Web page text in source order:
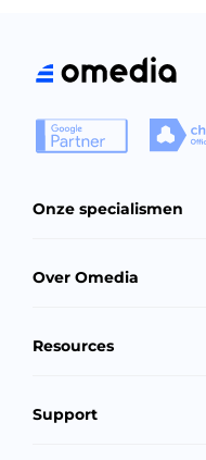
Onze specialismen
Over Omedia
Resources
Support